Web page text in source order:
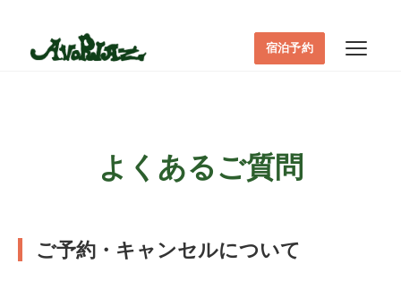
宿泊予約
よくあるご質問
ご予約・キャンセルについて